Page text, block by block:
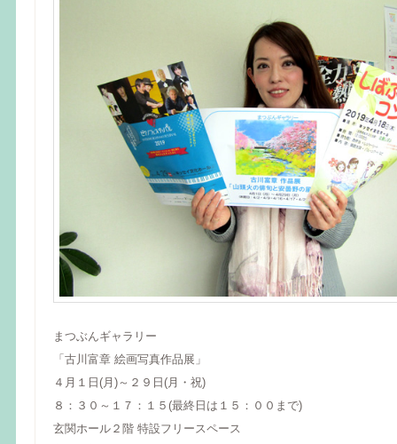
まつぶんギャラリー
「古川富章 絵画写真作品展」
４月１日(月)～２９日(月・祝)
８：３０～１７：１５(最終日は１５：００まで)
玄関ホール２階 特設フリースペース